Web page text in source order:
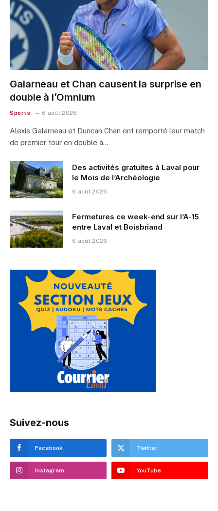
Galarneau et Chan causent la surprise en
double à l’Omnium
Sports 6 août 2026
Alexis Galarneau et Duncan Chan ont remporté leur match
de premier tour en double à…
Des activités gratuites à Laval pour
le Mois de l’Archéologie
6 août 2026
Fermetures ce week-end sur l’A-15
entre Laval et Boisbriand
6 août 2026
Suivez-nous
Facebook Twitter
Instagram YouTube